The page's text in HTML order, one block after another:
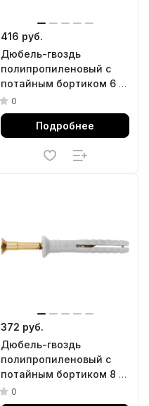
416 руб.
Дюбель-гвоздь
полипропиленовый с
потайным бортиком 6 х
40 мм, 200 шт Сибртех
0
Подробнее
372 руб.
Дюбель-гвоздь
полипропиленовый с
потайным бортиком 8 х
60 мм, 100 шт Сибртех
0